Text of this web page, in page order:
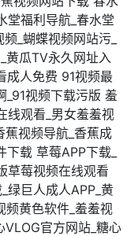
堂福利导航_春水堂
_蝴蝶视频网站污_
黄瓜TV永久网址入
成人免费 91视频最
_91视频下载污版 羞
线观看_男女羞羞视
蕉视频导航_香蕉成
下载 草莓APP下载_
草莓视频在线观看
绿巨人成人APP_黄
频黄色软件_羞羞视
VLOG官方网站_糖心